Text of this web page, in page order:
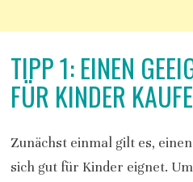
TIPP 1: EINEN
FÜR KINDER
Zunächst einmal gilt es,
sich gut für Kinder eignet.